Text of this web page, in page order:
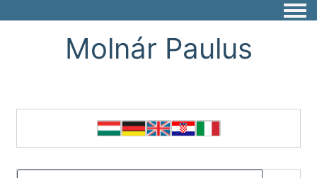
Molnár Paulus